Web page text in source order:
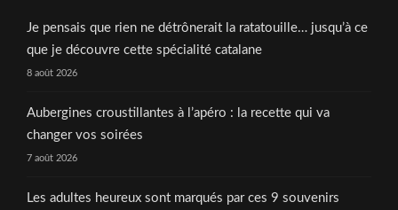
Je pensais que rien ne détrônerait la ratatouille… jusqu’à ce
que je découvre cette spécialité catalane
8 août 2026
Aubergines croustillantes à l’apéro : la recette qui va
changer vos soirées
7 août 2026
Les adultes heureux sont marqués par ces 9 souvenirs